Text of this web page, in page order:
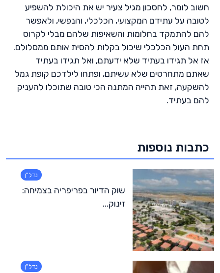
חשוב לומר, לחסכון מגיל צעיר יש את היכולת להשפיע
לטובה על עתידם המקצועי, הכלכלי, והנפשי, ולאפשר
להם להתמקד בחלומות והשאיפות שלהם מבלי לקרוס
תחת העול הכלכלי שיכול בקלות להסית אותם ממסלולם.
אז אל תגידו בעתיד שלא ידעתם, ואל תגידו בעתיד
שאתם מתחרטים שלא עשיתם, ופתחו לילדכם קופת גמל
להשקעה, זאת תהייה המתנה הכי טובה שתוכלו להעניק
להם בעתיד.
כתבות נוספות
נדל"ן
שוק הדיור בפריפריה בצמיחה:
זינוק...
נדל"ן